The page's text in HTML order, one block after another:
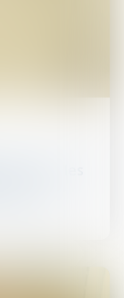
: tous les
des